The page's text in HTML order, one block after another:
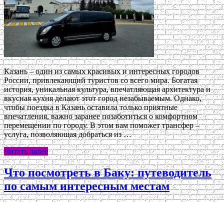
Казань – один из самых красивых и интересных городов
России, привлекающий туристов со всего мира. Богатая
история, уникальная культура, впечатляющая архитектура и
вкусная кухня делают этот город незабываемым. Однако,
чтобы поездка в Казань оставила только приятные
впечатления, важно заранее позаботиться о комфортном
перемещении по городу. В этом вам поможет трансфер –
услуга, позволяющая добраться из …
Читать далее
Что посмотреть в Баку: путеводитель
по самым интересным местам